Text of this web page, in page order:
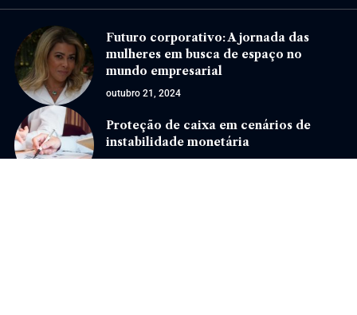
Futuro corporativo: A jornada das
mulheres em busca de espaço no
mundo empresarial
outubro 21, 2024
Proteção de caixa em cenários de
instabilidade monetária